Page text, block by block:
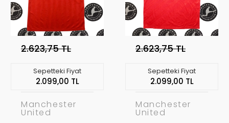
2.623,75 TL
Sepetteki Fiyat
2.099,00 TL
Manchester
United
2.623,75 TL
Sepetteki Fiyat
2.099,00 TL
Manchester
United